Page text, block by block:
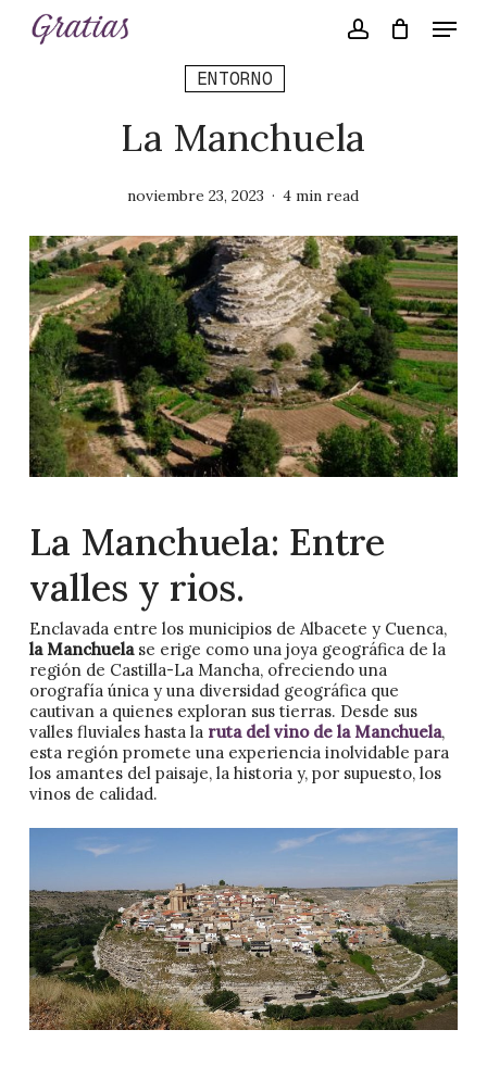
Menu
ENTORNO
La Manchuela
noviembre 23, 2023 4 min read
La Manchuela: Entre
valles y rios.
Enclavada entre los municipios de Albacete y Cuenca,
la Manchuelase erige como una joya geográfica de la
región de Castilla-La Mancha, ofreciendo una
orografía única y una diversidad geográfica que
cautivan a quienes exploran sus tierras. Desde sus
valles fluviales hasta la ruta del vino de la Manchuela,
esta región promete una experiencia inolvidable para
los amantes del paisaje, la historia y, por supuesto, los
vinos de calidad.